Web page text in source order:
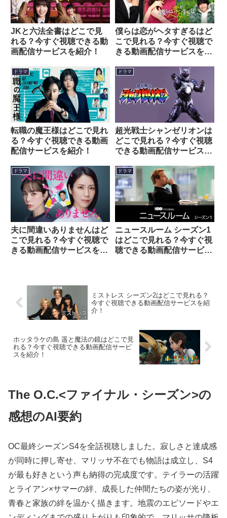
JKと六法全書はどこで見
れる？今すぐ視聴できる動
画配信サービスを紹介！
僕らは恋がヘタすぎるはど
こで見れる？今すぐ視聴で
きる動画配信サービスを紹
ドラマ
転職の魔王様はどこで見れ
る？今すぐ視聴できる動画
配信サービスを紹介！
ドラマ
超光戦士シャンゼリオンは
どこで見れる？今すぐ視聴
できる動画配信サービスを
ドラマ
夫に間違いありませんはど
こで見れる？今すぐ視聴で
きる動画配信サービスを紹
ドラマ
ニュースルーム シーズン1
はどこで見れる？今すぐ視
聴できる動画配信サービス
ミストレス シーズン2はどこで見れる？
今すぐ視聴できる動画配信サービスを紹
介！
ホッタラケの島 遥と魔法の鏡はどこで見
れる？今すぐ視聴できる動画配信サービ
スを紹介！
The O.C.<ファイナル・シーズン>の
感想のAI要約
OC最終シーズンS4を全話視聴しました。寂しさと達成感
が同時に押し寄せ、マリッサ不在でも物語は成立し、S4
が最も好きという声も納得の完成度です。テイラーの活躍
とライアン×サマーの絆、成長した仲間たちの姿が光り、
青春と家族の絆を温かく描きます。地震のエピソードやエ